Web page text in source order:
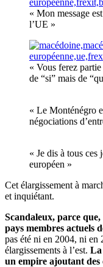
« Mon message
l’UE »
« Vous ferez
de “si” mais de
« Le Monténégro
négociations
« Je dis à tous ces
européen »
Cet élargissement à
et inquiétant.
Scandaleux, parce
pays membres actuels
pas été ni en 2004, ni en
élargissements à l’est. La
un empire ajoutant des